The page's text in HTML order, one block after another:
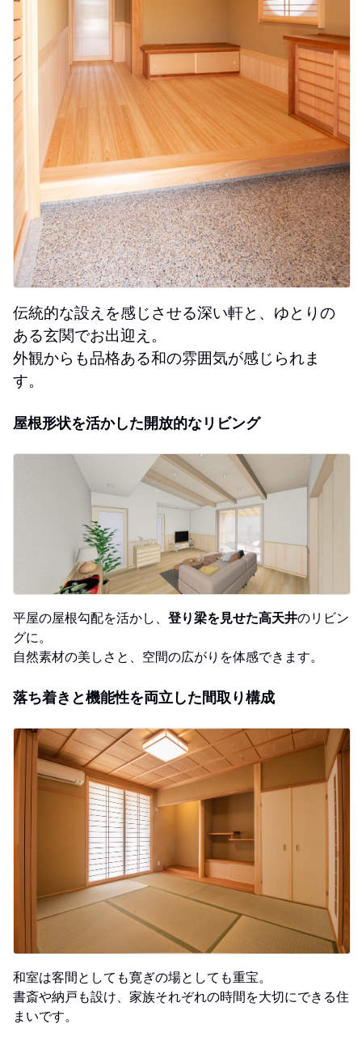
伝統的な設えを感じさせる深い軒と、ゆとりの
ある玄関でお出迎え。
外観からも品格ある和の雰囲気が感じられま
す。
屋根形状を活かした開放的なリビング
平屋の屋根勾配を活かし、 登り梁を見せた高天井のリビン
グに。
自然素材の美しさと、空間の広がりを体感できます。
落ち着きと機能性を両立した間取り構成
和室は客間としても寛ぎの場としても重宝。
書斎や納戸も設け、家族それぞれの時間を大切にできる住
まいです。